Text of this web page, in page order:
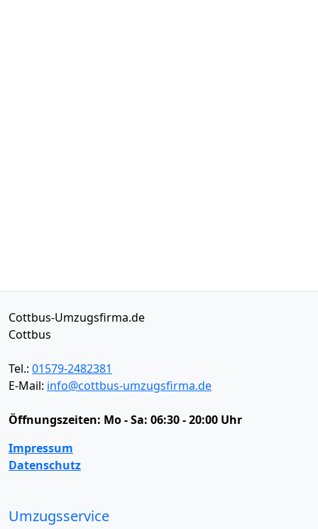
Cottbus-Umzugsfirma.de
Cottbus
Tel.: 01579-2482381
E-Mail: info@cottbus-umzugsfirma.de
Öffnungszeiten: Mo - Sa: 06:30 - 20:00 Uhr
Impressum
Datenschutz
Umzugsservice